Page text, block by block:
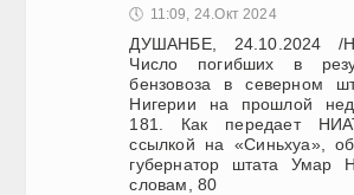
🕔 11:09, 24.Окт 2024
ДУШАНБЕ, 24.10.2024 /
Число погибших в
бензовоза в северном
Нигерии на прошлой
181. Как передает
ссылкой на «Синьхуа»,
губернатор штата Умар
словам, 80